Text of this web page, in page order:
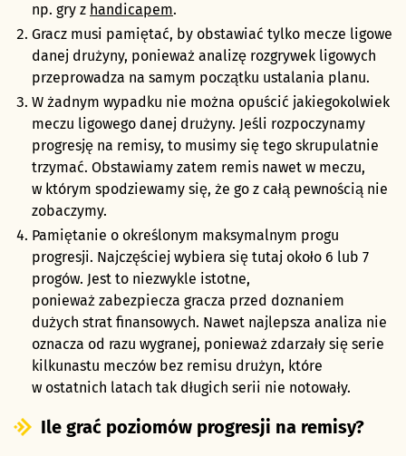
np. gry z handicapem.
Gracz musi pamiętać, by obstawiać tylko mecze ligowe
danej drużyny, ponieważ analizę rozgrywek ligowych
przeprowadza na samym początku ustalania planu.
W żadnym wypadku nie można opuścić jakiegokolwiek
meczu ligowego danej drużyny. Jeśli rozpoczynamy
progresję na remisy, to musimy się tego skrupulatnie
trzymać. Obstawiamy zatem remis nawet w meczu,
w którym spodziewamy się, że go z całą pewnością nie
zobaczymy.
Pamiętanie o określonym maksymalnym progu
progresji. Najczęściej wybiera się tutaj około 6 lub 7
progów. Jest to niezwykle istotne,
ponieważ zabezpiecza gracza przed doznaniem
dużych strat finansowych. Nawet najlepsza analiza nie
oznacza od razu wygranej, ponieważ zdarzały się serie
kilkunastu meczów bez remisu drużyn, które
w ostatnich latach tak długich serii nie notowały.
Ile grać poziomów progresji na remisy?